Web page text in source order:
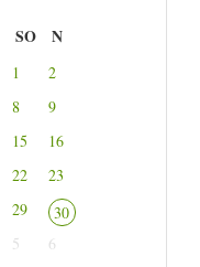
SO N
1
2
8 9
15
16
22
23
29
30
5 6